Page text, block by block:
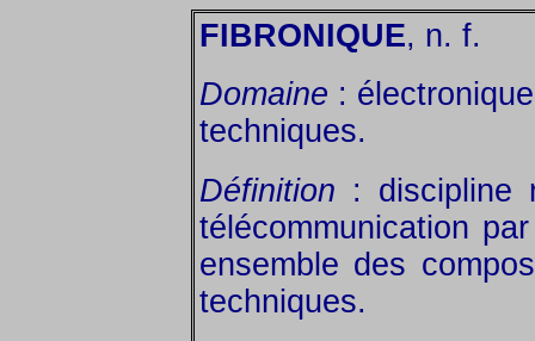
FIBRONIQUE, n. f.
Domaine :
techniques.
Définition : discipline
télécommunication
ensemble des
techniques.